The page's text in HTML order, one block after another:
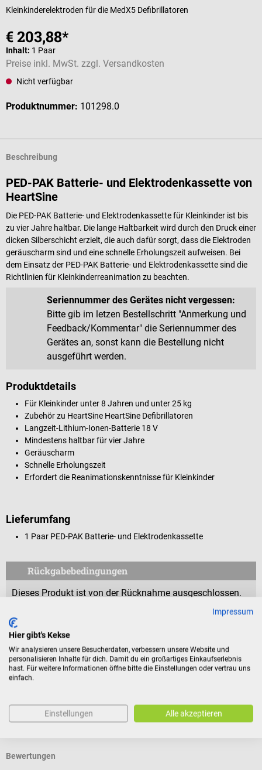
Kleinkinderelektroden für die MedX5 Defibrillatoren
€ 203,88*
Inhalt: 1 Paar
Preise inkl. MwSt. zzgl. Versandkosten
Nicht verfügbar
Produktnummer: 101298.0
Beschreibung
PED-PAK Batterie- und Elektrodenkassette von
HeartSine
Die PED-PAK Batterie- und Elektrodenkassette für Kleinkinder ist bis
zu vier Jahre haltbar. Die lange Haltbarkeit wird durch den Druck einer
dicken Silberschicht erzielt, die auch dafür sorgt, dass die Elektroden
geräuscharm sind und eine schnelle Erholungszeit aufweisen. Bei
dem Einsatz der PED-PAK Batterie- und Elektrodenkassette sind die
Richtlinien für Kleinkinderreanimation zu beachten.
Seriennummer des Gerätes nicht vergessen:
Bitte gib im letzen Bestellschritt "Anmerkung und
Feedback/Kommentar" die Seriennummer des
Gerätes an, sonst kann die Bestellung nicht
ausgeführt werden.
Produktdetails
Für Kleinkinder unter 8 Jahren und unter 25 kg
Zubehör zu HeartSine HeartSine Defibrillatoren
Langzeit-Lithium-Ionen-Batterie 18 V
Mindestens haltbar für vier Jahre
Geräuscharm
Schnelle Erholungszeit
Erfordert die Reanimationskenntnisse für Kleinkinder
Lieferumfang
1 Paar PED-PAK Batterie- und Elektrodenkassette
Rückgabebedingungen
Dieses Produkt ist von der Rücknahme ausgeschlossen.
Für Verbraucher besteht das Widerrufsrecht nicht bei
Verträgen zur Lieferung versiegelter Waren, die aus
Gründen des Gesundheitsschutzes oder der Hygiene nicht
zur Rückgabe geeignet sind, wenn ihre Versiegelung nach
der Lieferung entfernt wurde.
Produktidentifikation
Bewertungen
Impressum
Hier gibt's Kekse
Wir analysieren unsere Besucherdaten, verbessern unsere Website und
personalisieren Inhalte für dich. Damit du ein großartiges Einkaufserlebnis
hast. Für weitere Informationen öffne bitte die Einstellungen oder vertrau uns
einfach.
Einstellungen Alle akzeptieren